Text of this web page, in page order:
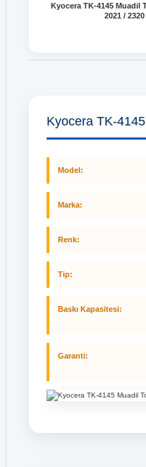
Kyocera TK-4145 Muadil
2021 /
Kyocera TK-
Model:
Marka:
Renk:
Tip:
Baskı Kapasitesi:
Garanti: